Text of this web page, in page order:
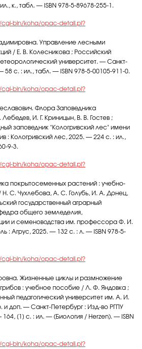
к., табл. — ISBN 978-5-89678-255-1.
cgi-bin/koha/opac-detail.pl?
Управление лесными
/ Е. В. Колесникова ; Российский
университет. — Санкт-
58 с. : ил., табл. — ISBN 978-5-00105-911-0.
cgi-bin/koha/opac-detail.pl?
Флора Заповедника
И. Г. Криницын, В. В. Гостев ;
заповедник "Кологривский лес" имени
: Кологривский лес, 2025. — 224 с. : ил.,
9-3.
cgi-bin/koha/opac-detail.pl?
покрытосеменных растений : учебно-
С. Чухлебова, А. С. Голубь, И. А. Донец,
государственный аграрный
общего земледелия,
и семеноводства им. профессора Ф. И.
: Агрус, 2025. — 132 с. : л. — ISBN 978-5-
cgi-bin/koha/opac-detail.pl?
Жизненные циклы и размножение
: учебное пособие / Л. Ф. Яндовка ;
педагогический университет им. А. И.
и доп. — Санкт-Петербург : Изд-во РГПУ
[1] c. : ил. — (Биология / Herzen). — ISBN
cgi-bin/koha/opac-detail.pl?